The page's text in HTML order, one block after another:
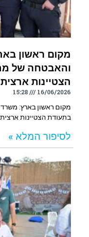
מקום ראשון
והאבטחה של
הצטיינות
16/06/2026
15:28
מקום ראשון בארץ:
בתעודת הצטיינות ארצית.
לסיפור המלא »